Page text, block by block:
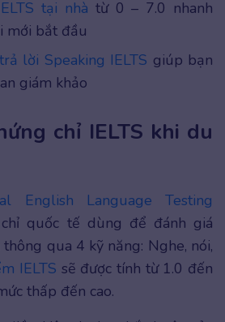
tại nhà từ 0 – 7.0 nhanh
mới bắt đầu
lời Speaking IELTS giúp bạn
giám khảo
chỉ IELTS khi du
English Language Testing
quốc tế dùng để đánh giá
qua 4 kỹ năng: Nghe, nói,
IELTS sẽ được tính từ 1.0 đến
thấp đến cao.